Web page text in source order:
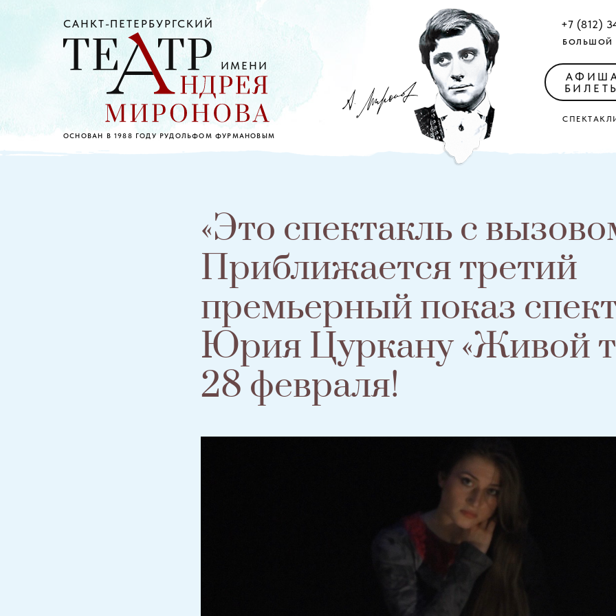
САНКТ-ПЕТЕРБУРГСКИЙ
ИМЕНИ
ОСНОВАН В 1988 ГОДУ РУДОЛЬФОМ ФУРМАНОВЫМ
+7 (812)
БОЛЬШОЙ
«Это спектакль с
Приближается третий
премьерный показ
Юрия Цуркану «Живой
28 февраля!